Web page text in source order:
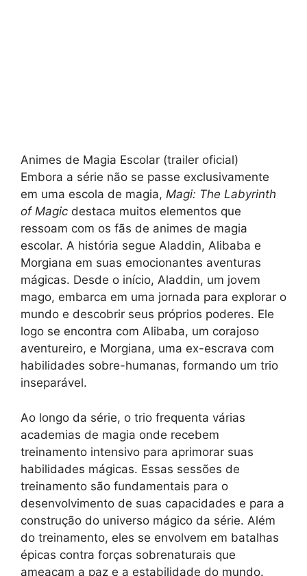
Animes de Magia Escolar (trailer oficial)
Embora a série não se passe exclusivamente
em uma escola de magia, Magi: The Labyrinth
of Magic destaca muitos elementos que
ressoam com os fãs de animes de magia
escolar. A história segue Aladdin, Alibaba e
Morgiana em suas emocionantes aventuras
mágicas. Desde o início, Aladdin, um jovem
mago, embarca em uma jornada para explorar o
mundo e descobrir seus próprios poderes. Ele
logo se encontra com Alibaba, um corajoso
aventureiro, e Morgiana, uma ex-escrava com
habilidades sobre-humanas, formando um trio
inseparável.
Ao longo da série, o trio frequenta várias
academias de magia onde recebem
treinamento intensivo para aprimorar suas
habilidades mágicas. Essas sessões de
treinamento são fundamentais para o
desenvolvimento de suas capacidades e para a
construção do universo mágico da série. Além
do treinamento, eles se envolvem em batalhas
épicas contra forças sobrenaturais que
ameaçam a paz e a estabilidade do mundo.